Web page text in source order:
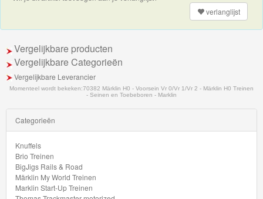
Accessoires
Thomas
Trein
Minis
Houten
Speelgoed
verlanglijst
Vergelijkbare producten
Vergelijkbare Categorieën
Vergelijkbare Leverancier
Momenteel wordt bekeken:70382 Märklin H0 - Voorsein Vr 0/Vr 1/Vr 2 - Märklin H0 Treinen
- Seinen en Toebeboren - Marklin
Categorieën
Knuffels
Brio Treinen
BigJigs Rails & Road
Märklin My World Treinen
Marklin Start-Up Treinen